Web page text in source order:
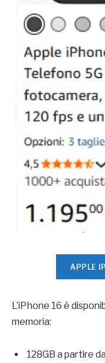
APPLE
L’iPhone 16 è
memoria:
128GB a partire